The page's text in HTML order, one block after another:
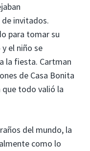
invitados.
para tomar su
el niño se
la fiesta. Cartman
de Casa Bonita
que todo valió la
del mundo, la
como lo